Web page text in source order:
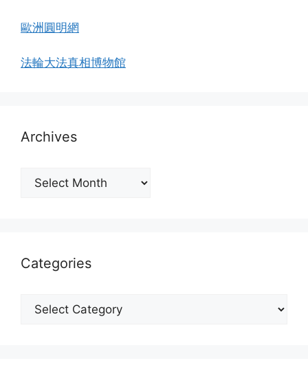
歐洲圓明網
法輪大法真相博物館
Archives
Archives
Categories
Categories